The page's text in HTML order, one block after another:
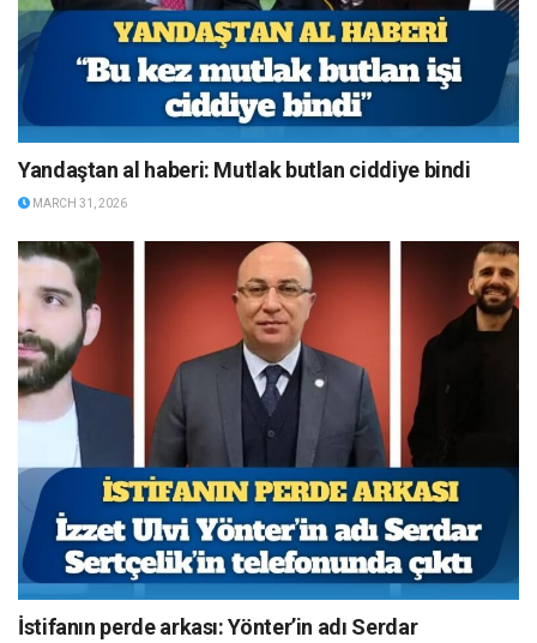
Yandaştan al haberi: Mutlak butlan ciddiye bindi
MARCH 31, 2026
İstifanın perde arkası: Yönter’in adı Serdar